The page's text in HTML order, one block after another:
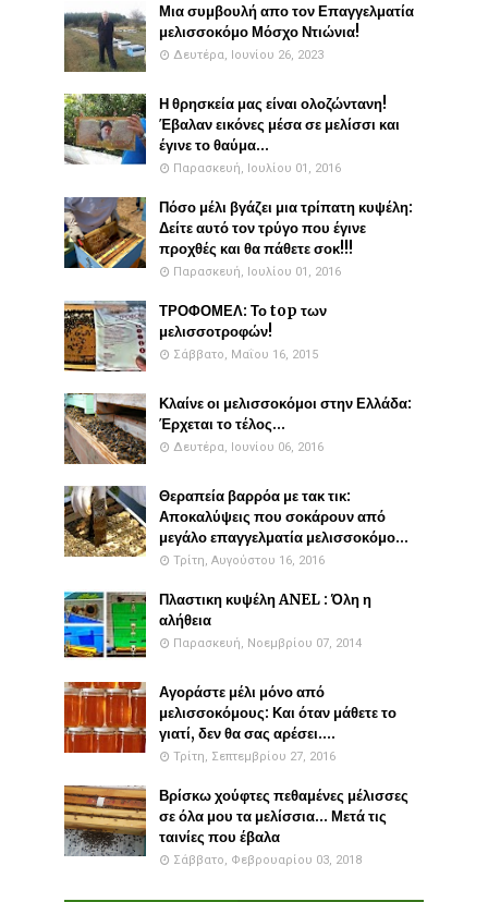
Μια συμβουλή απο τον Επαγγελματία
μελισσοκόμο Μόσχο Ντιώνια!
Δευτέρα, Ιουνίου 26, 2023
Η θρησκεία μας είναι ολοζώντανη!
Έβαλαν εικόνες μέσα σε μελίσσι και
έγινε το θαύμα...
Παρασκευή, Ιουλίου 01, 2016
Πόσο μέλι βγάζει μια τρίπατη κυψέλη:
Δείτε αυτό τον τρύγο που έγινε
προχθές και θα πάθετε σοκ!!!
Παρασκευή, Ιουλίου 01, 2016
ΤΡΟΦΟΜΕΛ: Το top των
μελισσοτροφών!
Σάββατο, Μαΐου 16, 2015
Κλαίνε οι μελισσοκόμοι στην Ελλάδα:
Έρχεται το τέλος...
Δευτέρα, Ιουνίου 06, 2016
Θεραπεία βαρρόα με τακ τικ:
Αποκαλύψεις που σοκάρουν από
μεγάλο επαγγελματία μελισσοκόμο...
Τρίτη, Αυγούστου 16, 2016
Πλαστικη κυψέλη ANEL : Όλη η
αλήθεια
Παρασκευή, Νοεμβρίου 07, 2014
Αγοράστε μέλι μόνο από
μελισσοκόμους: Και όταν μάθετε το
γιατί, δεν θα σας αρέσει....
Τρίτη, Σεπτεμβρίου 27, 2016
Βρίσκω χούφτες πεθαμένες μέλισσες
σε όλα μου τα μελίσσια... Μετά τις
ταινίες που έβαλα
Σάββατο, Φεβρουαρίου 03, 2018